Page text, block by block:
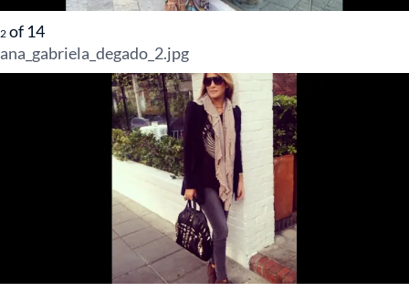
2 of 14
ana_gabriela_degado_2.jpg